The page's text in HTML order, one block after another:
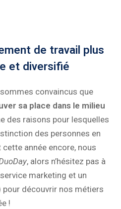
de travail plus
et diversifié
convaincus que
sa place dans le milieu
des raisons pour lesquelles
des personnes en
année encore, nous
, alors n’hésitez pas à
marketing et un
découvrir nos métiers
!